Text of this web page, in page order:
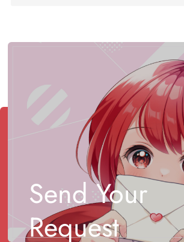
Send Your
Request